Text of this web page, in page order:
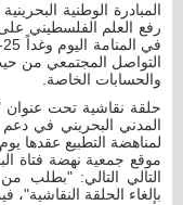
المبادرة الوطنية
رفع العلم الفلسطيني
التواصل المجتمعي من
والحسابات الخاصة.
حلقة نقاشية تحت عنوان
المدني البحريني في دعم
موقع جمعية نهضة فتاة
التالي التالي: "بطلب
بإلغاء الحلقة النقاشية"،